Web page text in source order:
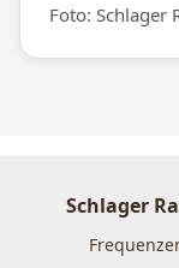
Foto: Schlager
Schlager